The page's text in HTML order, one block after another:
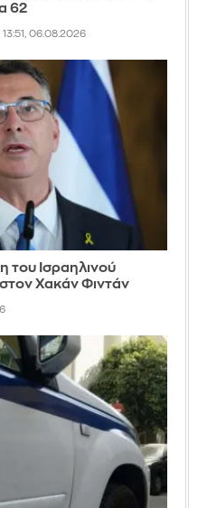
62
13:51, 06.08.2026
του Ισραηλινού
Χακάν Φιντάν